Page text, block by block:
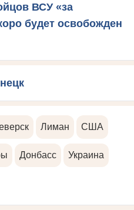
ВСУ «за
будет освобожден
Лиман США
Донбасс Украина